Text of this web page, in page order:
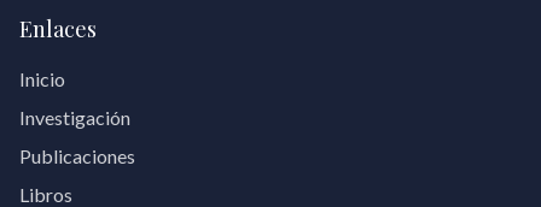
Enlaces
Inicio
Investigación
Publicaciones
Libros